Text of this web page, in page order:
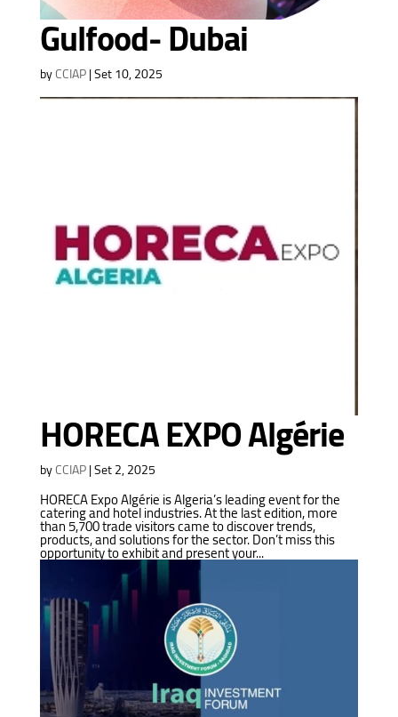
Gulfood- Dubai
byCCIAP|Set 10, 2025
HORECA EXPO Algérie
byCCIAP|Set 2, 2025
HORECA Expo Algérie is Algeria’s leading event for the
catering and hotel industries. At the last edition, more
than 5,700 trade visitors came to discover trends,
products, and solutions for the sector. Don’t miss this
opportunity to exhibit and present your...